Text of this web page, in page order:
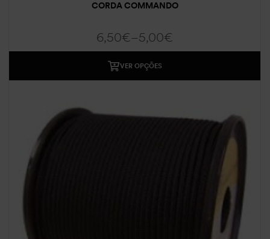
CORDA COMMANDO
5,00€
–
6,50€
VER OPÇÕES